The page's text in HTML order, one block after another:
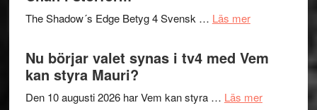
och
The Shadow´s Edge Betyg 4 Svensk … Läs merom
Shadow
Edge
Nu börjar valet synas i tv4 med Vem
kan styra Mauri?
Den 10 augusti 2026 har Vem kan styra … Läs merom